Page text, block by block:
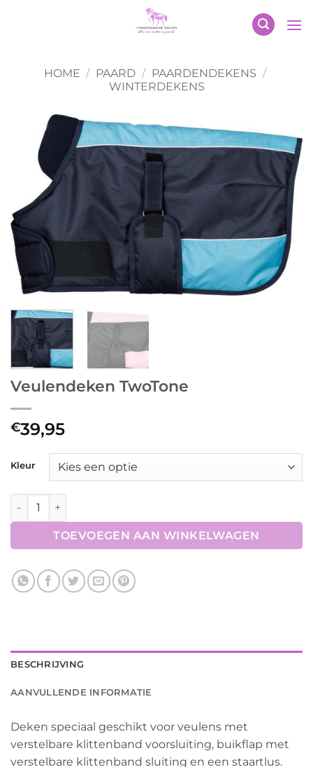
HOME / PAARD / PAARDENDEKENS /
WINTERDEKENS
Veulendeken TwoTone
€39,95
Kleur
Veulendeken TwoTone aantal
TOEVOEGEN AAN WINKELWAGEN
BESCHRIJVING
AANVULLENDE INFORMATIE
Deken speciaal geschikt voor veulens met
verstelbare klittenband voorsluiting, buikflap met
verstelbare klittenband sluiting en een staartlus.